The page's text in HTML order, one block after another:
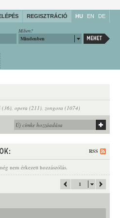
REGISZTRÁCIÓ HU EN DE
Miben?
Mindenben
(36), opera (211), zongora (1074)
RSS
nem érkezett hozzászólás.
1